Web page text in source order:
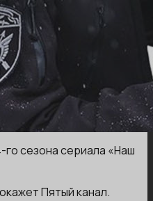
сезона сериала «Наш
Пятый канал.